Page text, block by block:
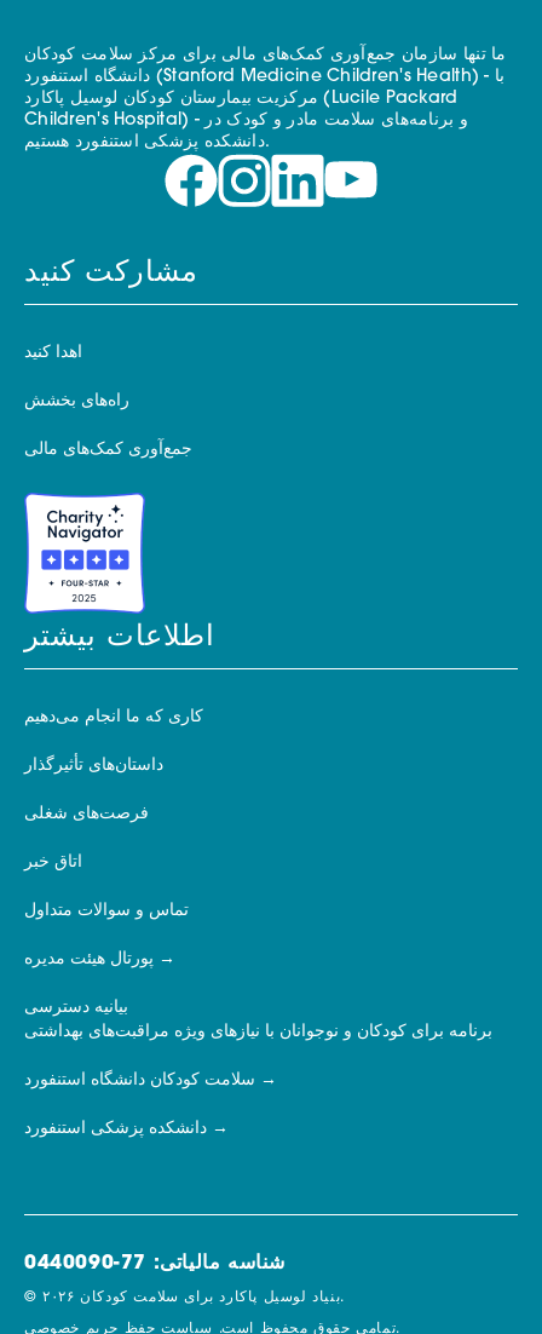
ما تنها سازمان جمع‌آوری کمک‌های مالی برای مرکز سلامت کودکان
دانشگاه استنفورد (Stanford Medicine Children's Health) - با
مرکزیت بیمارستان کودکان لوسیل پاکارد (Lucile Packard
Children's Hospital) - و برنامه‌های سلامت مادر و کودک در
دانشکده پزشکی استنفورد هستیم.
مشارکت کنید
اهدا کنید
راه‌های بخشش
جمع‌آوری کمک‌های مالی
اطلاعات بیشتر
کاری که ما انجام می‌دهیم
داستان‌های تأثیرگذار
فرصت‌های شغلی
اتاق خبر
تماس و سوالات متداول
پورتال هیئت مدیره
بیانیه دسترسی
برنامه برای کودکان و نوجوانان با نیازهای ویژه مراقبت‌های بهداشتی
سلامت کودکان دانشگاه استنفورد
دانشکده پزشکی استنفورد
شناسه مالیاتی: 77-0440090
© ۲۰۲۶ بنیاد لوسیل پاکارد برای سلامت کودکان.
تمامی حقوق محفوظ است.سیاست حفظ حریم خصوصی.